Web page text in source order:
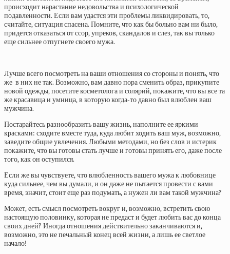
происходит нарастание недовольства и психологической
подавленности. Если вам удастся эти проблемы ликвидировать, то,
считайте, ситуация спасена. Помните, что как бы больно вам ни было,
придется отказаться от ссор, упреков, скандалов и слез, так вы только
еще сильнее отпугнете своего мужа.
Лучше всего посмотреть на ваши отношения со стороны и понять, что
же в них не так. Возможно, вам давно пора сменить образ, прикупите
новой одежды, посетите косметолога и солярий, покажите, что вы все та
же красавица и умница, в которую когда-то давно был влюблен ваш
мужчина.
Постарайтесь разнообразить вашу жизнь, наполните ее яркими
красками: сходите вместе туда, куда любит ходить ваш муж, возможно,
заведите общие увлечения. Любыми методами, но без слов и истерик
покажите, что вы готовы стать лучше и готовы принять его, даже после
того, как он оступился.
Если же вы чувствуете, что влюбленность вашего мужа к любовнице
куда сильнее, чем вы думали, и он даже не пытается провести с вами
время, значит, стоит еще раз подумать, а нужен ли вам такой мужчина?
Может, есть смысл посмотреть вокруг и, возможно, встретить свою
настоящую половинку, которая не предаст и будет любить вас до конца
своих дней? Иногда отношения действительно заканчиваются и,
возможно, это не печальный конец всей жизни, а лишь ее светлое
начало!